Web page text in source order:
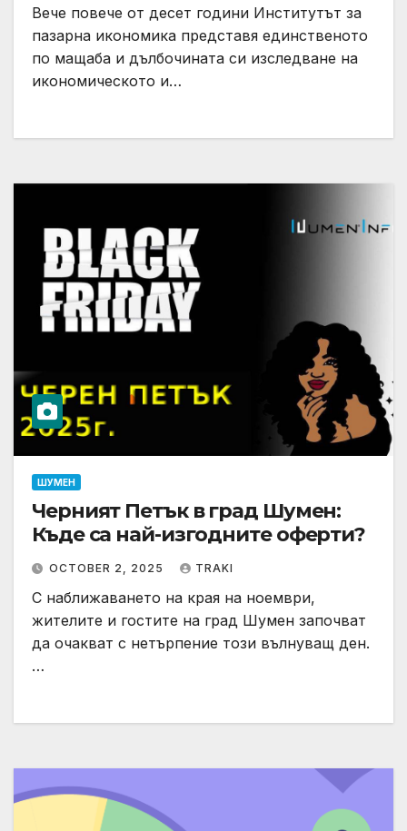
Вече повече от десет години Институтът за
пазарна икономика представя единственото
по мащаба и дълбочината си изследване на
икономическото и…
ШУМЕН
Черният Петък в град Шумен:
Къде са най-изгодните оферти?
OCTOBER 2, 2025 TRAKI
С наближаването на края на ноември,
жителите и гостите на град Шумен започват
да очакват с нетърпение този вълнуващ ден.
…